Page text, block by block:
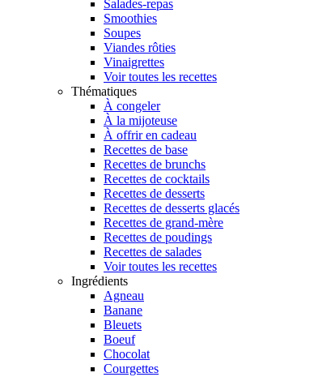
Salades-repas
Smoothies
Soupes
Viandes rôties
Vinaigrettes
Voir toutes les recettes
Thématiques
À congeler
À la mijoteuse
À offrir en cadeau
Recettes de base
Recettes de brunchs
Recettes de cocktails
Recettes de desserts
Recettes de desserts glacés
Recettes de grand-mère
Recettes de poudings
Recettes de salades
Voir toutes les recettes
Ingrédients
Agneau
Banane
Bleuets
Boeuf
Chocolat
Courgettes